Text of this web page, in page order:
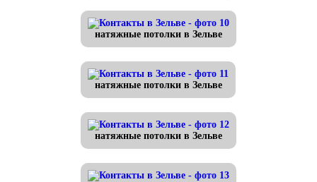
натяжные потолки в Зельве
натяжные потолки в Зельве
натяжные потолки в Зельве